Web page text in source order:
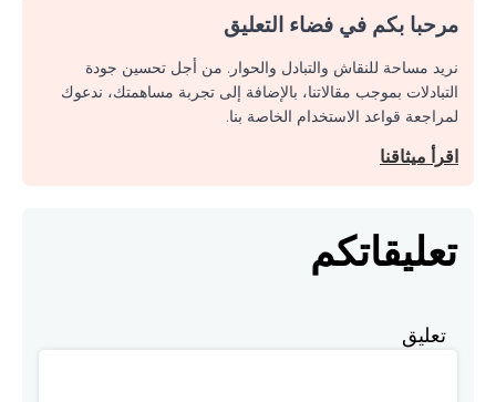
مرحبا بكم في فضاء التعليق
نريد مساحة للنقاش والتبادل والحوار. من أجل تحسين جودة
التبادلات بموجب مقالاتنا، بالإضافة إلى تجربة مساهمتك، ندعوك
لمراجعة قواعد الاستخدام الخاصة بنا.
اقرأ ميثاقنا
تعليقاتكم
تعليق